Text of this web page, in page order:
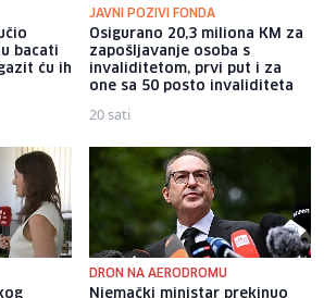
bacati
ću ih
JAVNI POZIVI FONDA
Osigurano 20,3 miliona KM za
zapošljavanje osoba s
invaliditetom, prvi put i za
one sa 50 posto invaliditeta
20 sati
DRON NA AERODROMU
Njemački ministar prekinuo